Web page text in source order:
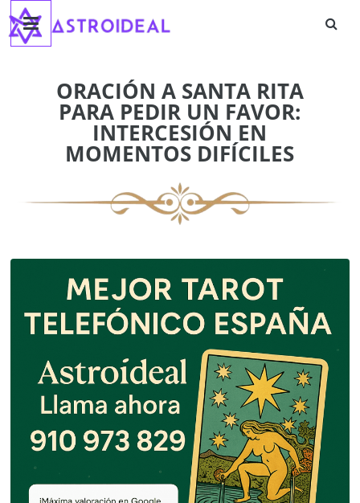
Saltar
contenido
Astroideal
ORACIÓN A SANTA RITA
PARA PEDIR UN FAVOR:
INTERCESIÓN EN
MOMENTOS DIFÍCILES